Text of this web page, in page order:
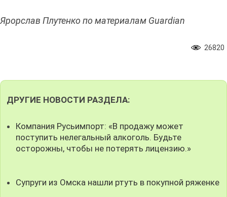
Ярорслав Плутенко по материалам Guardian
26820
ДРУГИЕ НОВОСТИ РАЗДЕЛА:
Компания Русьимпорт: «В продажу может
поступить нелегальный алкоголь. Будьте
осторожны, чтобы не потерять лицензию.»
Супруги из Омска нашли ртуть в покупной ряженке